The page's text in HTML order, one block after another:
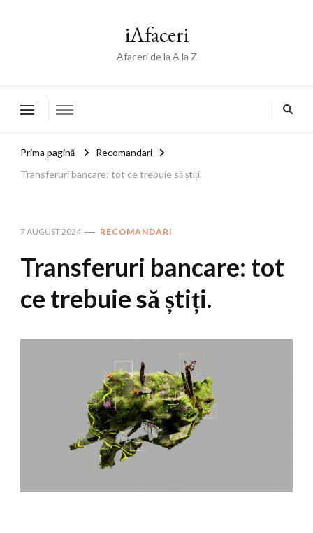
iAfaceri
Afaceri de la A la Z
Prima pagină
Recomandari
Transferuri bancare: tot ce trebuie să știți.
7 AUGUST 2024 RECOMANDARI
Transferuri bancare: tot
ce trebuie să știți.